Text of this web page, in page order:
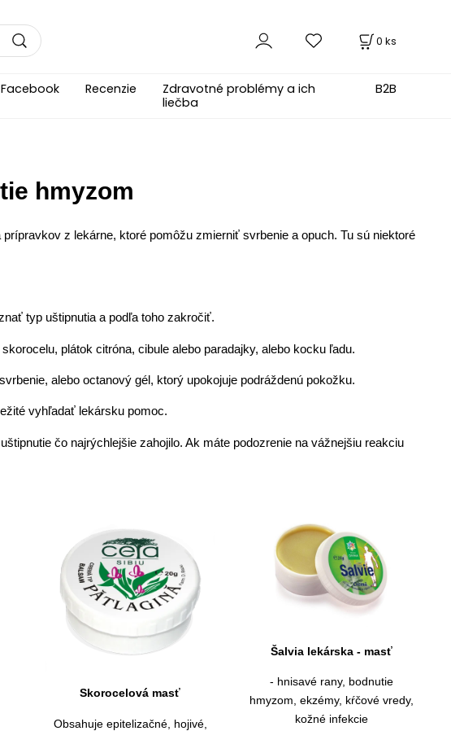
0 ks
Facebook Recenzie
Zdravotné problémy a ich
liečba
B2B
hmyzom
z lekárne, ktoré pomôžu zmierniť svrbenie a opuch. Tu sú niektoré
typ uštipnutia a podľa toho zakročiť.
plátok citróna, cibule alebo paradajky, alebo kocku ľadu.
alebo octanový gél, ktorý upokojuje podráždenú pokožku.
vyhľadať lekársku pomoc.
čo najrýchlejšie zahojilo. Ak máte podozrenie na vážnejšiu reakciu
Skorocelová masť
Obsahuje epitelizačné, hojivé,
Šalvia lekárska - masť
- hnisavé rany, bodnutie
hmyzom, ekzémy, kŕčové vredy,
kožné infekcie